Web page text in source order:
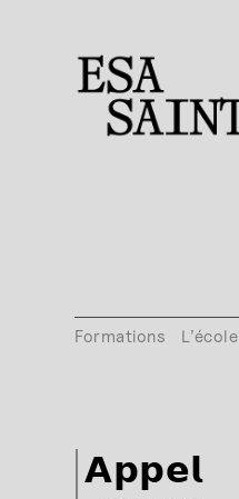
Formations L’école
𝗔𝗽𝗽𝗲𝗹